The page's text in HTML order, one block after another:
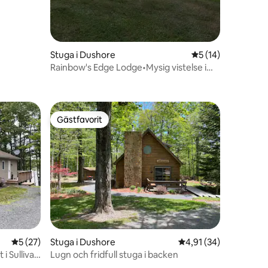
Stuga i Dushore 5 av 5 i
5 (14)
Rainbow's Edge Lodge•Mysig vistelse i
5 av 5 i genomsnittligt betyg, 27 omdömen
5 (27)
i Sullivan
Gästfavorit
Gästfavorit
Stuga i Dushore 4,91 av 5 i
4,91 (34)
Lugn och fridfull stuga i backen